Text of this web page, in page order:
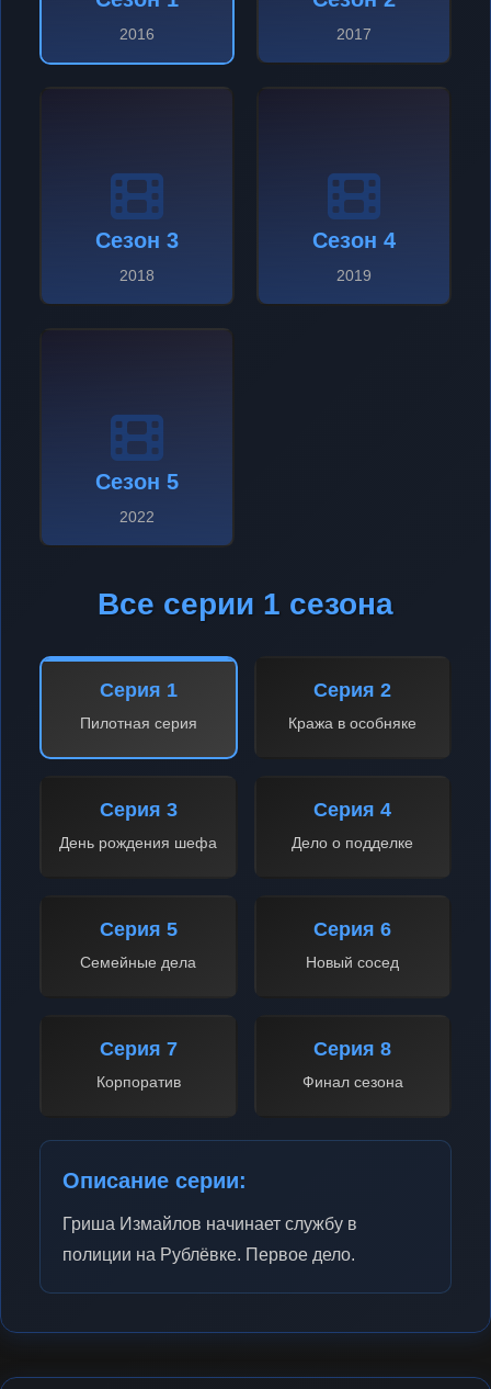
2016 2017
Сезон 3
2018
Сезон 4
2019
Сезон 5
2022
Все серии 1 сезона
Серия 1
Пилотная серия
Серия 2
Кража в особняке
Серия 3
День рождения шефа
Серия 4
Дело о подделке
Серия 5
Семейные дела
Серия 6
Новый сосед
Серия 7
Корпоратив
Серия 8
Финал сезона
Описание серии:
Гриша Измайлов начинает службу в
полиции на Рублёвке. Первое дело.